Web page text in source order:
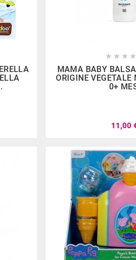
tanta scelta
uscire a mani
vuote

   
MAMA BABY
ORIGINE VEGETALE
0+
11,00